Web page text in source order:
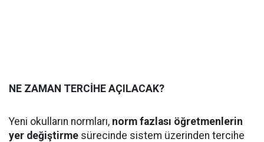
NE ZAMAN TERCİHE AÇILACAK?
Yeni okulların normları, norm fazlası öğretmenlerin
yer değiştirme sürecinde sistem üzerinden tercihe